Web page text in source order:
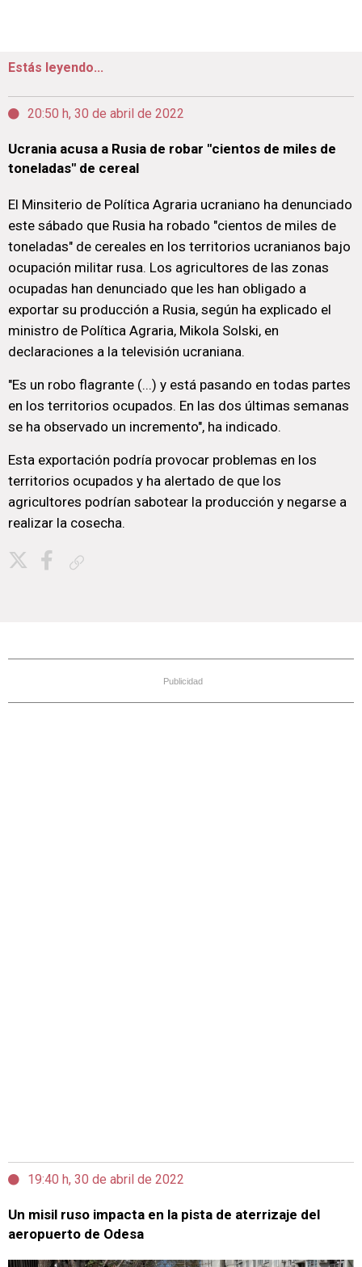
Estás leyendo...
20:50 h, 30 de abril de 2022
Ucrania acusa a Rusia de robar "cientos de miles de
toneladas" de cereal
El Minsiterio de Política Agraria ucraniano ha denunciado
este sábado que Rusia ha robado "cientos de miles de
toneladas" de cereales en los territorios ucranianos bajo
ocupación militar rusa. Los agricultores de las zonas
ocupadas han denunciado que les han obligado a
exportar su producción a Rusia, según ha explicado el
ministro de Política Agraria, Mikola Solski, en
declaraciones a la televisión ucraniana.
"Es un robo flagrante (...) y está pasando en todas partes
en los territorios ocupados. En las dos últimas semanas
se ha observado un incremento", ha indicado.
Esta exportación podría provocar problemas en los
territorios ocupados y ha alertado de que los
agricultores podrían sabotear la producción y negarse a
realizar la cosecha.
Publicidad
19:40 h, 30 de abril de 2022
Un misil ruso impacta en la pista de aterrizaje del
aeropuerto de Odesa